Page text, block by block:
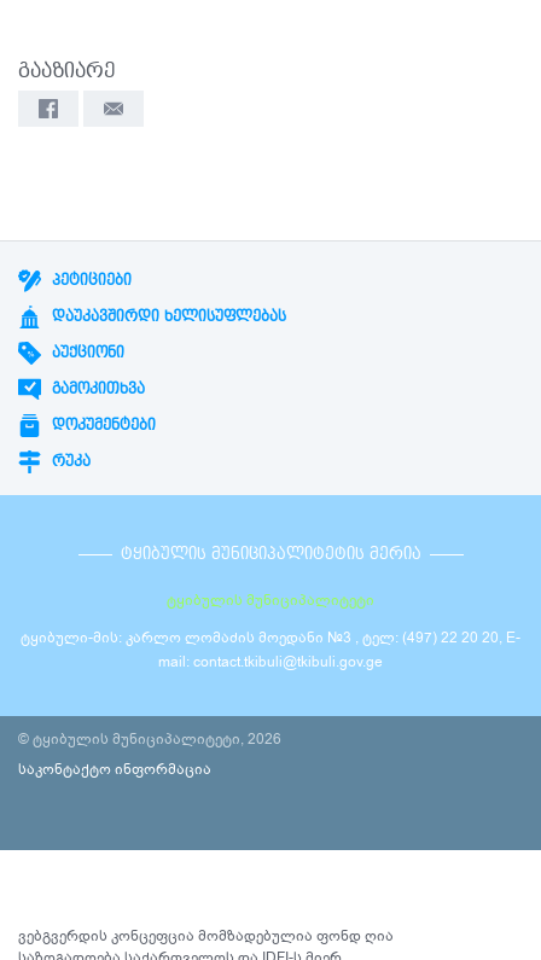
გააზიარე
ᲞᲔᲢᲘᲪᲘᲔᲑᲘ
ᲓᲐᲣᲙᲐᲕᲨᲘᲠᲓᲘ ᲮᲔᲚᲘᲡᲣᲤᲚᲔᲑᲐᲡ
ᲐᲣᲥᲪᲘᲝᲜᲘ
ᲒᲐᲛᲝᲙᲘᲗᲮᲕᲐ
ᲓᲝᲙᲣᲛᲔᲜᲢᲔᲑᲘ
ᲠᲣᲙᲐ
ᲢᲧᲘᲑᲣᲚᲘᲡ ᲛᲣᲜᲘᲪᲘᲞᲐᲚᲘᲢᲔᲢᲘᲡ ᲛᲔᲠᲘᲐ
ტყიბულის მუნიციპალიტეტი
ტყიბული-მის: კარლო ლომაძის მოედანი №3 , ტელ: (497) 22 20 20, E-
mail: contact.tkibuli@tkibuli.gov.ge
© ტყიბულის მუნიციპალიტეტი, 2026
საკონტაქტო ინფორმაცია
ვებგვერდის კონცეფცია მომზადებულია ფონდ ღია